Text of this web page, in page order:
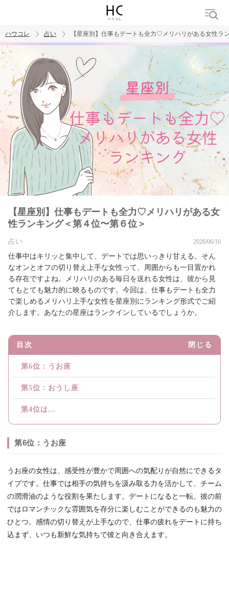
トレンド ワード
ハウコレ 占い 【星座別】仕事もデートも全力♡メリハリがある女性ラ
【星座別】仕事もデートも全力♡メリハリがある女
性ランキング＜第４位〜第６位＞
占い 2026/06/16
仕事中はキリッと集中して、デートでは思いっきり甘える。そん
なオンとオフの切り替え上手な女性って、周囲からも一目置かれ
る存在ですよね。メリハリのある毎日を送れる女性は、彼から見
てもとても魅力的に映るものです。今回は、仕事もデートも全力
で楽しめるメリハリ上手な女性を星座別にランキング形式でご紹
介します。あなたの星座はランクインしているでしょうか。
目次 閉じる
第6位：うお座
第5位：おうし座
第4位は...
第6位：うお座
うお座の女性は、感受性が豊かで周囲への気配りが自然にできるタ
イプです。仕事では相手の気持ちを汲み取る力を活かして、チーム
の潤滑油のような役割を果たします。デートになると一転、彼の前
ではロマンチックな雰囲気を存分に楽しむことができるのも魅力の
ひとつ。感情の切り替えが上手なので、仕事の疲れをデートに持ち
込まず、いつも新鮮な気持ちで彼と向き合えます。